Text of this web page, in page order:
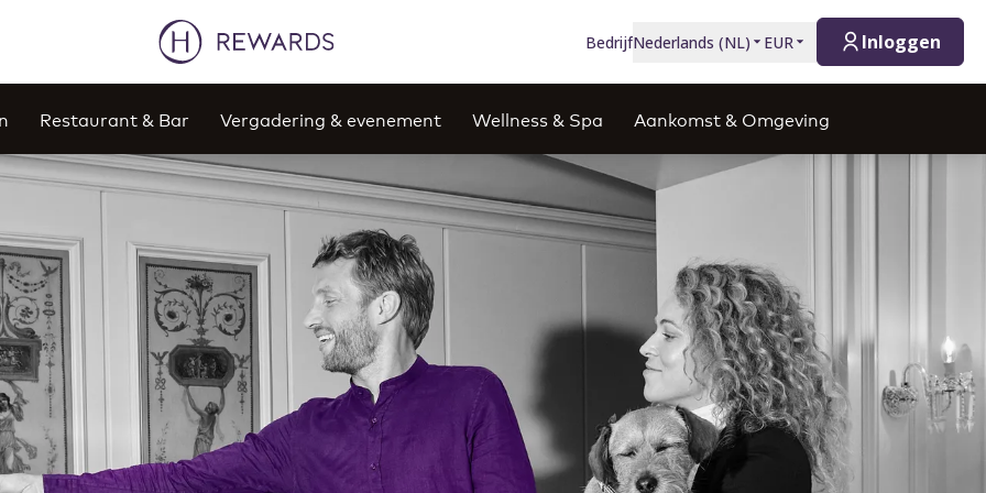
BedrijfNederlands (NL) EUR Inloggen
Restaurant & Bar Vergadering & evenement Wellness & Spa Aankomst & Omgeving